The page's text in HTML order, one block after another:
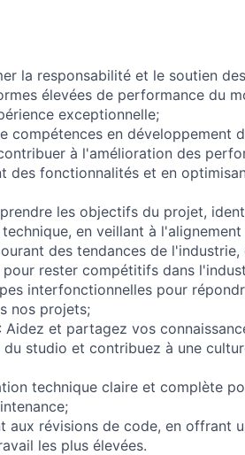
la responsabilité et le soutien
élevées de performance du
exceptionnelle;
compétences en développement
à l'amélioration des
des fonctionnalités et en
les objectifs du projet,
en veillant à
des tendances de l'industrie,
rester compétitifs dans
interfonctionnelles pour
nos projets;
et partagez vos
studio et contribuez à une
technique claire et complète
aux révisions de code, en offrant
les plus élevées.